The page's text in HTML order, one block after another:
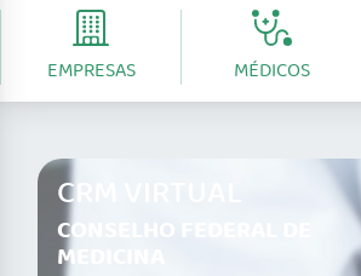
EMPRESAS MÉDICOS
CRM VIRTUAL
CONSELHO FEDERAL DE
MEDICINA